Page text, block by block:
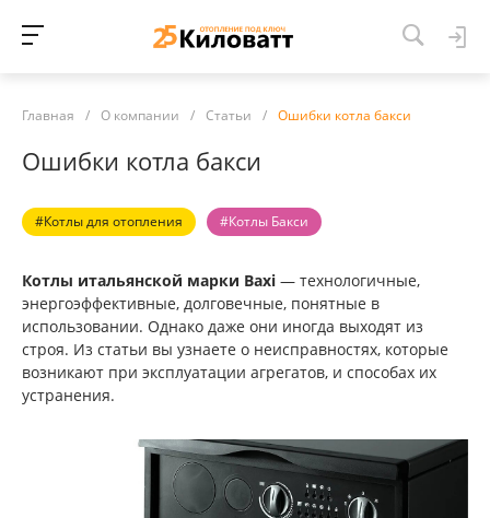
Главная / О компании / Статьи / Ошибки котла бакси
Ошибки котла бакси
#Котлы для отопления #Котлы Бакси
Котлы итальянской марки Baxi — технологичные,
энергоэффективные, долговечные, понятные в
использовании. Однако даже они иногда выходят из
строя. Из статьи вы узнаете о неисправностях, которые
возникают при эксплуатации агрегатов, и способах их
устранения.